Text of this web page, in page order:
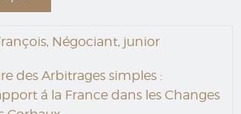
Négociant, junior
des Arbitrages simples :
á la France dans les Changes